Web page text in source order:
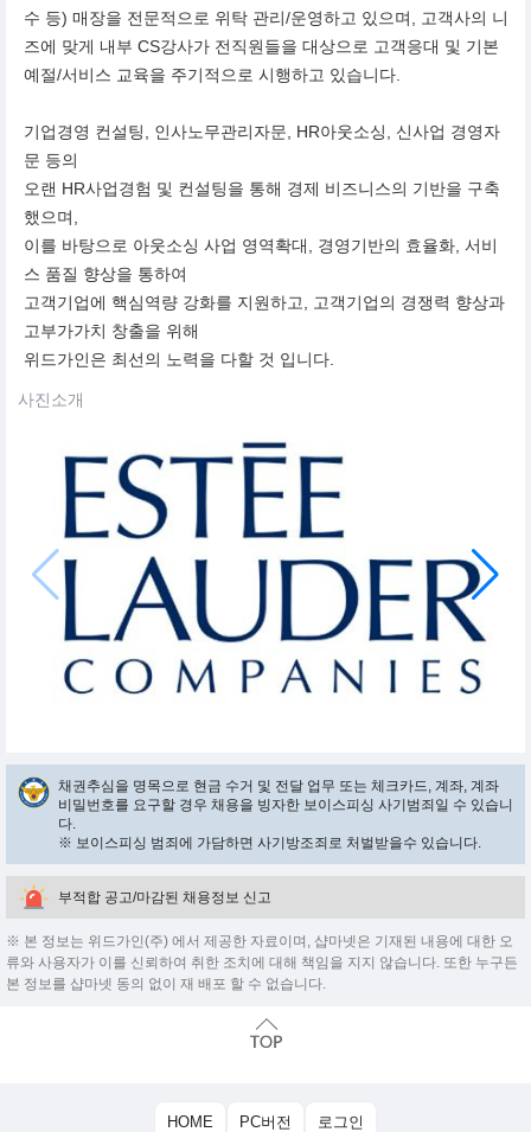
수 등) 매장을 전문적으로 위탁 관리/운영하고 있으며, 고객사의 니
즈에 맞게 내부 CS강사가 전직원들을 대상으로 고객응대 및 기본
예절/서비스 교육을 주기적으로 시행하고 있습니다.
기업경영 컨설팅, 인사노무관리자문, HR아웃소싱, 신사업 경영자
문 등의
오랜 HR사업경험 및 컨설팅을 통해 경제 비즈니스의 기반을 구축
했으며,
이를 바탕으로 아웃소싱 사업 영역확대, 경영기반의 효율화, 서비
스 품질 향상을 통하여
고객기업에 핵심역량 강화를 지원하고, 고객기업의 경쟁력 향상과
고부가가치 창출을 위해
위드가인은 최선의 노력을 다할 것 입니다.
사진소개
채권추심을 명목으로 현금 수거 및 전달 업무 또는 체크카드, 계좌, 계좌
비밀번호를 요구할 경우 채용을 빙자한 보이스피싱 사기범죄일 수 있습니
다.
※ 보이스피싱 범죄에 가담하면 사기방조죄로 처벌받을수 있습니다.
부적합 공고/마감된 채용정보 신고
※ 본 정보는 위드가인(주) 에서 제공한 자료이며, 샵마넷은 기재된 내용에 대한 오
류와 사용자가 이를 신뢰하여 취한 조치에 대해 책임을 지지 않습니다. 또한 누구든
본 정보를 샵마넷 동의 없이 재 배포 할 수 없습니다.
HOME PC버전 로그인